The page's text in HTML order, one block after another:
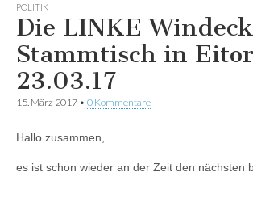
POLITIK
Die LINKE
Stammtisch in
23.03.17
15. März 2017 • 0 Kommentare
Hallo zusammen,
es ist schon wieder an der Zeit den nächsten